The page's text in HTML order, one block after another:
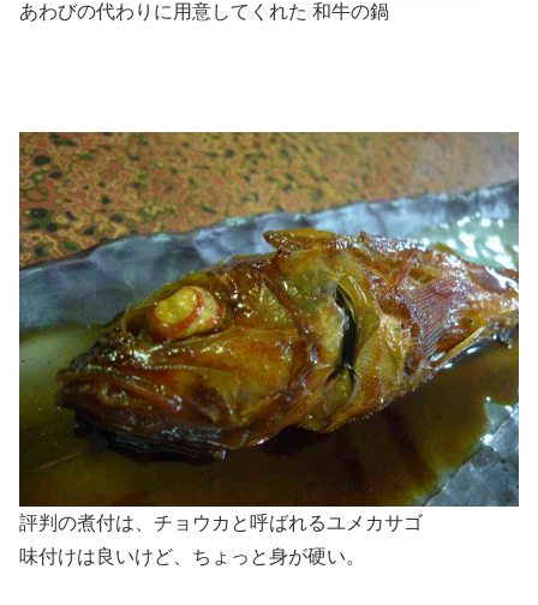
あわびの代わりに用意してくれた 和牛の鍋
評判の煮付は、チョウカと呼ばれるユメカサゴ
味付けは良いけど、ちょっと身が硬い。